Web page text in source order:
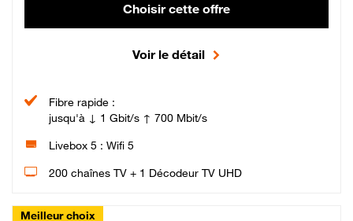
Choisir cette offre
Voir le détail
Fibre rapide :
jusqu'à ↓ 1 Gbit/s ↑ 700 Mbit/s
Livebox 5 : Wifi 5
200 chaînes TV + 1 Décodeur TV UHD
Meilleur choix